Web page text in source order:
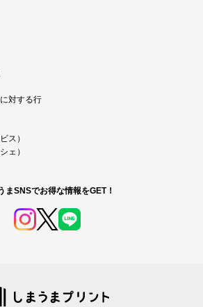
対する行
ス）
ェ）
まSNSでお得な情報をGET！